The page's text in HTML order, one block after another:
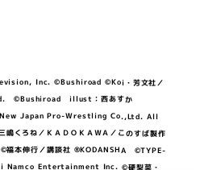
Inc. ©Bushiroad ©Koi・芳文社／
©Bushiroad illust：西あすか
New Japan Pro-Wrestling Co.,Ltd. All
ろね／ＫＡＤＯＫＡＷＡ／このすば製作
福本伸行／講談社 ®KODANSHA ©TYPE-
Namco Entertainment Inc. ©硬梨菜・